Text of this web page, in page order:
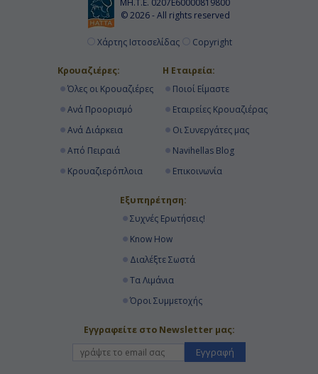
© 2026 - All rights reserved
Χάρτης Ιστοσελίδας Copyright
Κρουαζιέρες:
Όλες οι Κρουαζιέρες
Ανά Προορισμό
Ανά Διάρκεια
Από Πειραιά
Κρουαζιερόπλοια
Η Εταιρεία:
Ποιοί Είμαστε
Εταιρείες Κρουαζιέρας
Οι Συνεργάτες μας
Navihellas Blog
Επικοινωνία
Εξυπηρέτηση:
Συχνές Ερωτήσεις!
Know How
Διαλέξτε Σωστά
Τα Λιμάνια
Όροι Συμμετοχής
Εγγραφείτε στο Newsletter μας:
Εγγραφή